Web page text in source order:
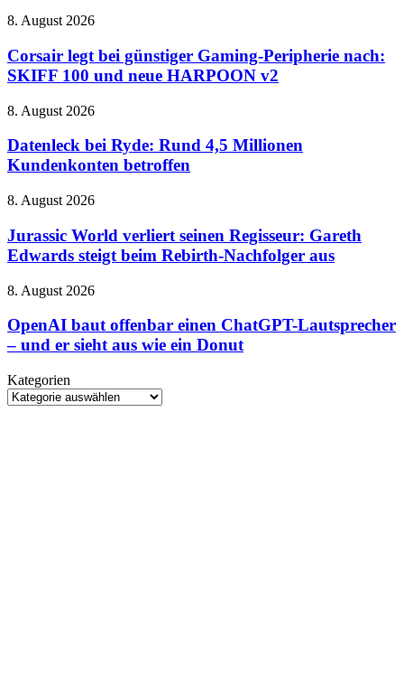
–
charmant
und
etwas
sehr
von
gestern
Corsair
bei
günstiger
Gaming-
nach:
100
und
HARPOON
8. August 2026
Corsair legt bei günstiger Gaming-Peripherie nach:
SKIFF 100 und neue HARPOON v2
Datenleck
Ryde:
Rund
4,5
Kundenkonten
8. August 2026
Datenleck bei Ryde: Rund 4,5 Millionen
Kundenkonten betroffen
Jurassic
verliert
seinen
Regisseur:
Edwards
beim
Rebirth-
aus
8. August 2026
Jurassic World verliert seinen Regisseur: Gareth
Edwards steigt beim Rebirth-Nachfolger aus
OpenAI
offenbar
einen
ChatGPT-
–
und
8. August 2026
OpenAI baut offenbar einen ChatGPT-Lautsprecher
– und er sieht aus wie ein Donut
Kategorien
Kategorien